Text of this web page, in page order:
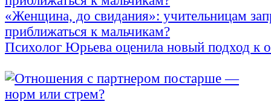
«Женщина, до свидания»: учительницам
приближаться к мальчикам?
Психолог Юрьева оценила новый подход к